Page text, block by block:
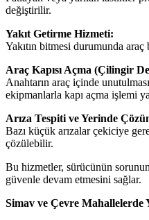
değiştirilir.
Yakıt Getirme Hizmeti:
Yakıtın bitmesi durumunda araç
Araç Kapısı Açma (Çilingir
Anahtarın araç içinde
ekipmanlarla kapı açma işlemi
Arıza Tespiti ve Yerinde
Bazı küçük arızalar çekiciye
çözülebilir.
Bu hizmetler, sürücünün
güvenle devam etmesini sağlar.
Simav ve Çevre Mahallelerde